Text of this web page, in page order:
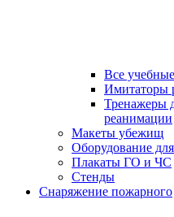
Все
Имитаторы
Тренажеры
реанимации
Макеты убежищ
Оборудование
Плакаты ГО и ЧС
Стенды
Снаряжение пожарного